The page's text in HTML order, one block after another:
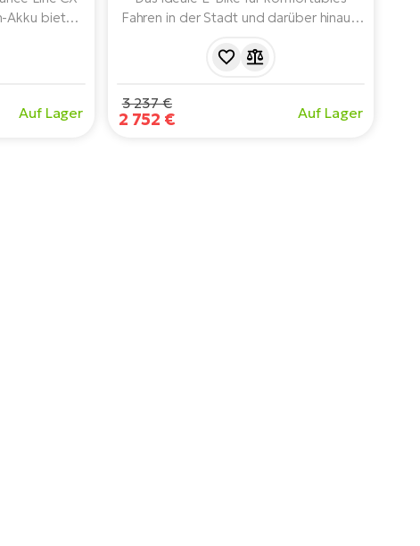
Akku bietet
Fahrt in
RockShox-
und
Auf Lager
Fahren in der Stadt und darüber hinaus.
Performance Line CX Motor der 4.
Reichweite von bis zu 150 km und eine
praktische Ausstattung.
3 237 €
2 752 € Auf Lager